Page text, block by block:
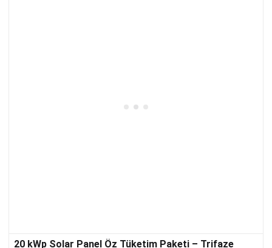
20 kWp Solar Panel Öz Tüketim Paketi – Trifaze